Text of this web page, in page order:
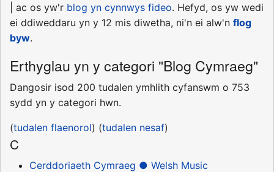
| ac os yw'r blog yn cynnwys fideo. Hefyd, os yw wedi
ei ddiweddaru yn y 12 mis diwetha, ni'n ei alw'n flog
byw.
Erthyglau yn y categori "Blog Cymraeg"
Dangosir isod 200 tudalen ymhlith cyfanswm o 753
sydd yn y categori hwn.
(tudalen flaenorol) (tudalen nesaf)
C
Cerddoriaeth Cymraeg ● Welsh Music